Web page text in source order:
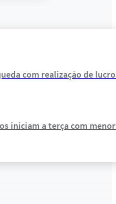
com realização de
iniciam a terça com